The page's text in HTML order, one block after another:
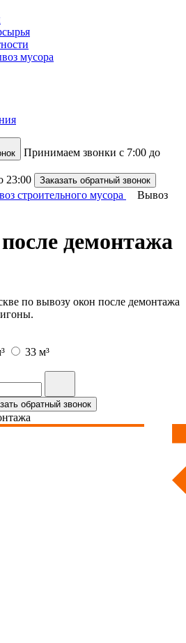
мусора
Принимаем звонки с 7:00 до
23:00 Заказать обратный звонок
строительного мусора
Вывоз
демонтажа
по вывозу окон после демонтажа
33 м³
обратный звонок